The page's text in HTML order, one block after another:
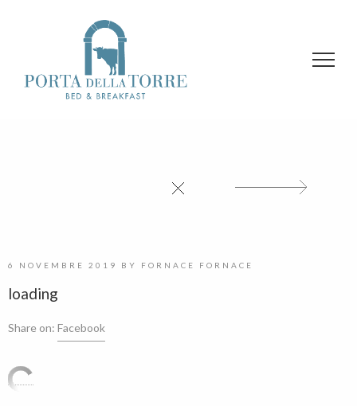
6 NOVEMBRE 2019 BY FORNACE FORNACE
loading
Share on: Facebook